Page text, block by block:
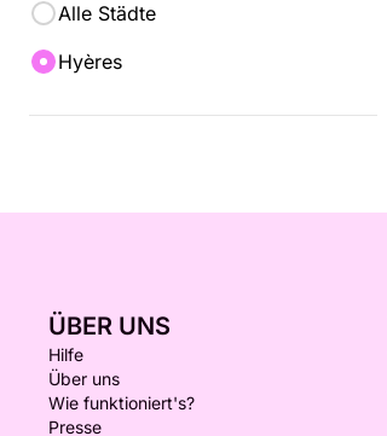
Alle Städte
Hyères
ÜBER UNS
Hilfe
Über uns
Wie funktioniert's?
Presse